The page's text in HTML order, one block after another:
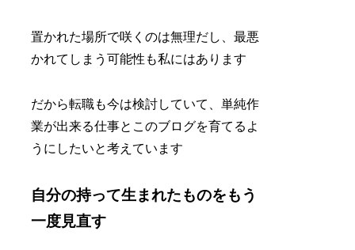
置かれた場所で咲くのは無理だし、最悪
かれてしまう可能性も私にはあります
だから転職も今は検討していて、単純作
業が出来る仕事とこのブログを育てるよ
うにしたいと考えています
自分の持って生まれたものをもう
一度見直す